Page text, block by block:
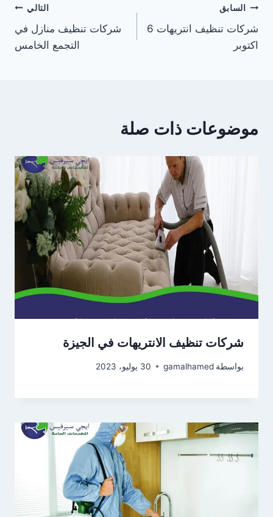
تصفّح
المقالات
السابق
شركات تنظيف انتريهات 6
اكتوبر
التالي
شركات تنظيف منازل في
التجمع الخامس
موضوعات ذات صلة
شركات تنظيف الانتريهات في الجيزة
بواسطة gamalhamed 30 يوليو، 2023